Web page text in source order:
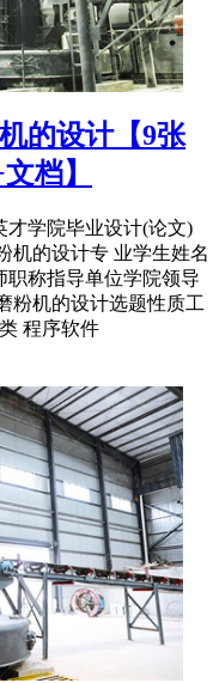
的设计【9张
档】
才学院毕业设计(论文)
机的设计专 业学生姓名
职称指导单位学院领导
粉机的设计选题性质工
程序软件